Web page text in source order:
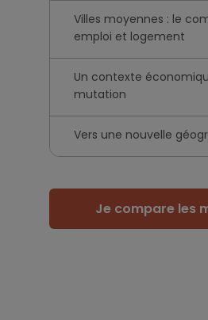
Villes moyennes : le
emploi et logement
Un contexte
mutation
Vers une nouvelle
Je compare les